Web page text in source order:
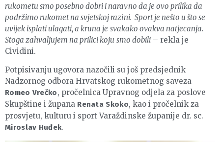
rukometu smo posebno dobri i naravno da je ovo prilika da
podržimo rukomet na svjetskoj razini. Sport je nešto u što se
uvijek isplati ulagati, a kruna je svakako ovakva natjecanja.
Stoga zahvaljujem na prilici koju smo dobili– rekla je
Cividini.
Potpisivanju ugovora nazočili su još predsjednik
Nadzornog odbora Hrvatskog rukometnog saveza
Romeo Vrečko, pročelnica Upravnog odjela za poslove
Skupštine i župana Renata Skoko, kao i pročelnik za
prosvjetu, kulturu i sport Varaždinske županije dr. sc.
Miroslav Huđek.